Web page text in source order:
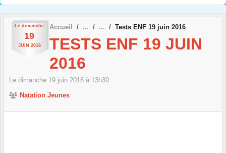
Le dimanche
19
JUIN 2016
Accueil Tests ENF 19 juin 2016
TESTS ENF 19 JUIN
2016
Le dimanche 19 juin 2016 à 13h30
Natation Jeunes